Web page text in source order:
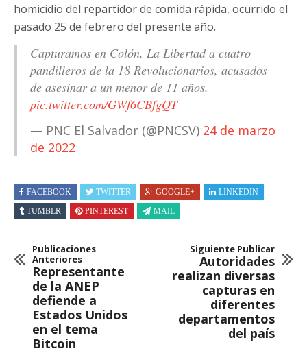
homicidio del repartidor de comida rápida, ocurrido el
pasado 25 de febrero del presente año.
Capturamos en Colón, La Libertad a cuatro
pandilleros de la 18 Revolucionarios, acusados
de asesinar a un menor de 11 años.
pic.twitter.com/GWf6CBfgQT
— PNC El Salvador (@PNCSV) 24 de marzo
de 2022
FACEBOOK TWITTER GOOGLE+
LINKEDIN
TUMBLR
PINTEREST MAIL
Publicaciones
Anteriores
Representante
de la ANEP
defiende a
Estados Unidos
en el tema
Bitcoin
Siguiente Publicar
Autoridades
realizan diversas
capturas en
diferentes
departamentos
del país